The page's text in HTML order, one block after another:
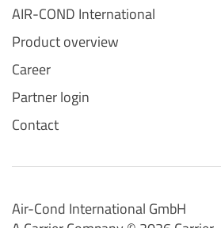
AIR-COND International
Product overview
Career
Partner login
Contact
Air-Cond International GmbH